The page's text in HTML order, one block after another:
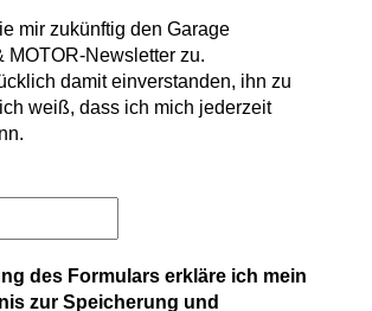
mir zukünftig den Garage
MOTOR-Newsletter zu.
damit einverstanden, ihn zu
weiß, dass ich mich jederzeit
des Formulars erkläre ich mein
zur Speicherung und